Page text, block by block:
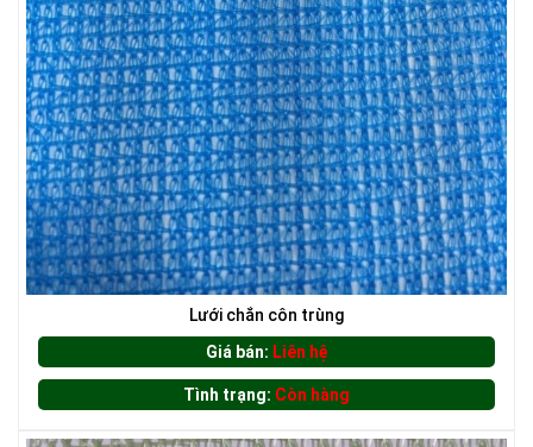
LƯỚI XÂY DỰNG
LƯỚI CHẮN CÔN TRÙNG
LƯỚI CHE NẮNG
Lưới chắn côn trùng
Giá bán: Liên hệ
Tình trạng: Còn hàng